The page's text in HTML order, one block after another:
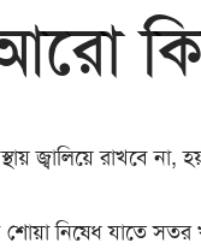
রাখবে না,
নিষেধ যাতে